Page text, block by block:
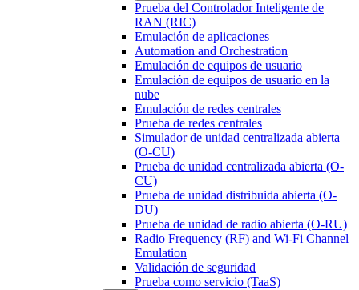
Prueba del Controlador Inteligente de
RAN (RIC)
Emulación de aplicaciones
Automation and Orchestration
Emulación de equipos de usuario
Emulación de equipos de usuario en la
nube
Emulación de redes centrales
Prueba de redes centrales
Simulador de unidad centralizada abierta
(O-CU)
Prueba de unidad centralizada abierta (O-
CU)
Prueba de unidad distribuida abierta (O-
DU)
Prueba de unidad de radio abierta (O-RU)
Radio Frequency (RF) and Wi-Fi Channel
Emulation
Validación de seguridad
Prueba como servicio (TaaS)